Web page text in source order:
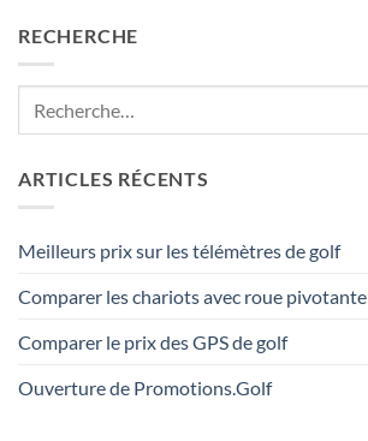
RECHERCHE
ARTICLES RÉCENTS
Meilleurs prix sur les télémètres de golf
Comparer les chariots avec roue pivotante
Comparer le prix des GPS de golf
Ouverture de Promotions.Golf